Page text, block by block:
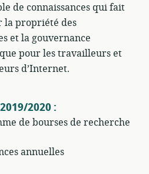
de connaissances qui fait
la propriété des
et la gouvernance
pour les travailleurs et
d’Internet.
2020 :
de bourses de recherche
annuelles